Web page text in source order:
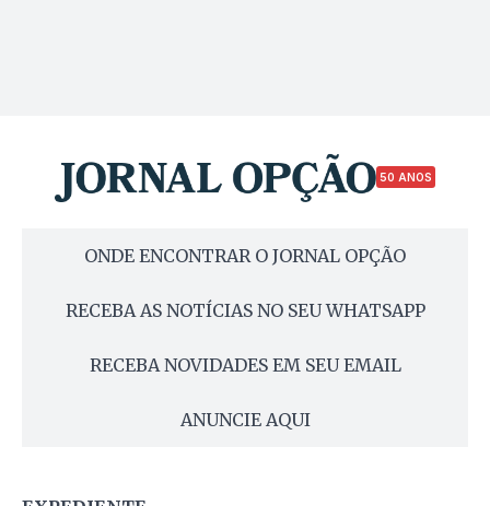
50 ANOS
ONDE ENCONTRAR O JORNAL OPÇÃO
RECEBA AS NOTÍCIAS NO SEU WHATSAPP
RECEBA NOVIDADES EM SEU EMAIL
ANUNCIE AQUI